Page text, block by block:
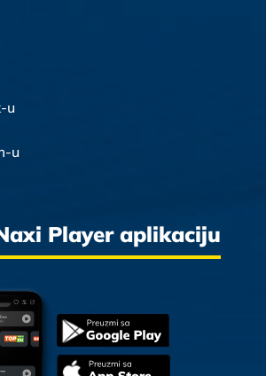
u
u
Player aplikaciju